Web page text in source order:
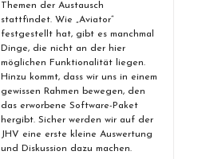
Themen der Austausch
stattfindet. Wie „Aviator“
festgestellt hat, gibt es manchmal
Dinge, die nicht an der hier
möglichen Funktionalität liegen.
Hinzu kommt, dass wir uns in einem
gewissen Rahmen bewegen, den
das erworbene Software-Paket
hergibt. Sicher werden wir auf der
JHV eine erste kleine Auswertung
und Diskussion dazu machen.